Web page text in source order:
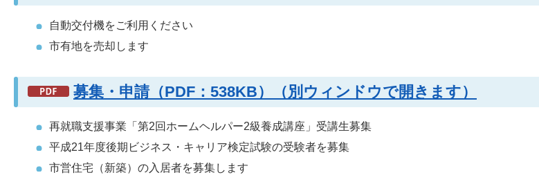
自動交付機をご利用ください
市有地を売却します
募集・申請（PDF：538KB）（別ウィンドウで開きます）
再就職支援事業「第2回ホームヘルパー2級養成講座」受講生募集
平成21年度後期ビジネス・キャリア検定試験の受験者を募集
市営住宅（新築）の入居者を募集します